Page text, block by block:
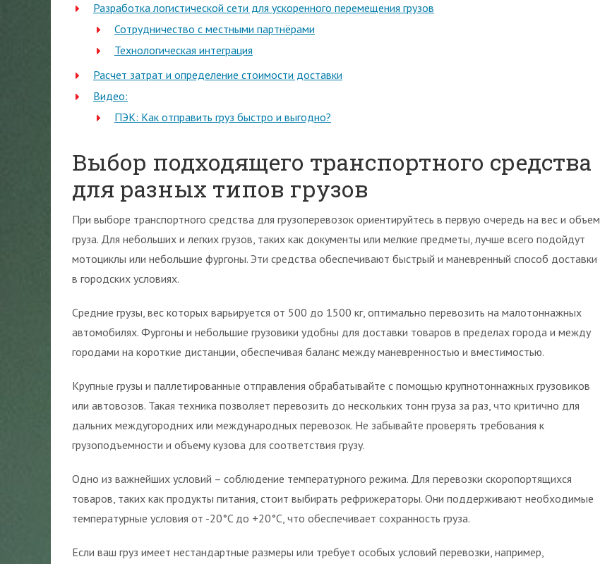
Разработка логистической сети для ускоренного перемещения грузов
Сотрудничество с местными партнёрами
Технологическая интеграция
Расчет затрат и определение стоимости доставки
Видео:
ПЭК: Как отправить груз быстро и выгодно?
Выбор подходящего транспортного средства
для разных типов грузов
При выборе транспортного средства для грузоперевозок ориентируйтесь в первую очередь на вес и объем
груза. Для небольших и легких грузов, таких как документы или мелкие предметы, лучше всего подойдут
мотоциклы или небольшие фургоны. Эти средства обеспечивают быстрый и маневренный способ доставки
в городских условиях.
Средние грузы, вес которых варьируется от 500 до 1500 кг, оптимально перевозить на малотоннажных
автомобилях. Фургоны и небольшие грузовики удобны для доставки товаров в пределах города и между
городами на короткие дистанции, обеспечивая баланс между маневренностью и вместимостью.
Крупные грузы и паллетированные отправления обрабатывайте с помощью крупнотоннажных грузовиков
или автовозов. Такая техника позволяет перевозить до нескольких тонн груза за раз, что критично для
дальних междугородних или международных перевозок. Не забывайте проверять требования к
грузоподъемности и объему кузова для соответствия грузу.
Одно из важнейших условий – соблюдение температурного режима. Для перевозки скоропортящихся
товаров, таких как продукты питания, стоит выбирать рефрижераторы. Они поддерживают необходимые
температурные условия от -20°C до +20°C, что обеспечивает сохранность груза.
Если ваш груз имеет нестандартные размеры или требует особых условий перевозки, например,